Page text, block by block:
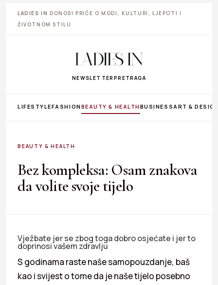
LADIES IN DONOSI PRIČE O MODI, KULTURI, LJEPOTI I
ŽIVOTNOM STILU
NEWSLETTER PRETRAGA
LIFESTYLEFASHIONBEAUTY & HEALTHBUSINESS ART &
BEAUTY & HEALTH
Bez kompleksa: Osam znakova
da volite svoje tijelo
Vježbate jer se zbog toga dobro osjećate i jer to
doprinosi vašem zdravlju
S godinama raste naše samopouzdanje, baš
kao i svijest o tome da je naše tijelo posebno